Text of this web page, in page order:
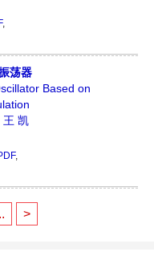
,
荡器
Based on
王 凯
,
>